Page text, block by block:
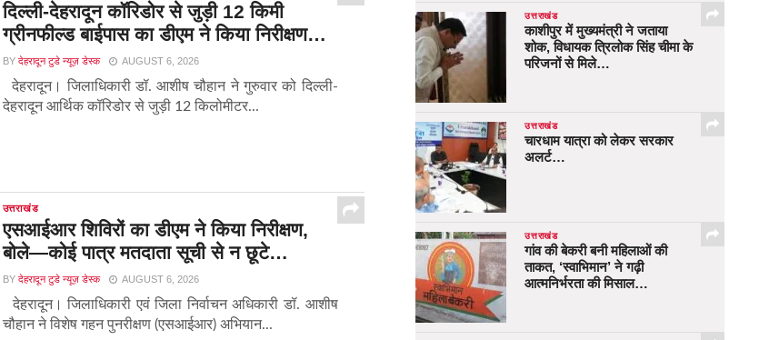
दिल्ली-देहरादून कॉरिडोर से जुड़ी 12 किमी
ग्रीनफील्ड बाईपास का डीएम ने किया निरीक्षण…
BY देहरादून टुडे न्यूज़ डेस्क AUGUST 6, 2026
देहरादून। जिलाधिकारी डॉ. आशीष चौहान ने गुरुवार को दिल्ली-
देहरादून आर्थिक कॉरिडोर से जुड़ी 12 किलोमीटर...
उत्तराखंड
एसआईआर शिविरों का डीएम ने किया निरीक्षण,
बोले—कोई पात्र मतदाता सूची से न छूटे…
BY देहरादून टुडे न्यूज़ डेस्क AUGUST 6, 2026
देहरादून। जिलाधिकारी एवं जिला निर्वाचन अधिकारी डॉ. आशीष
चौहान ने विशेष गहन पुनरीक्षण (एसआईआर) अभियान...
उत्तराखंड
काशीपुर में मुख्यमंत्री ने जताया
शोक, विधायक त्रिलोक सिंह चीमा के
परिजनों से मिले…
उत्तराखंड
चारधाम यात्रा को लेकर सरकार
अलर्ट…
उत्तराखंड
गांव की बेकरी बनी महिलाओं की
ताकत, ‘स्वाभिमान’ ने गढ़ी
आत्मनिर्भरता की मिसाल…